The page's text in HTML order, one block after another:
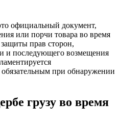
официальный документ,
или порчи товара во время
прав сторон,
и последующего возмещения
обязательным при обнаружении
грузу во время